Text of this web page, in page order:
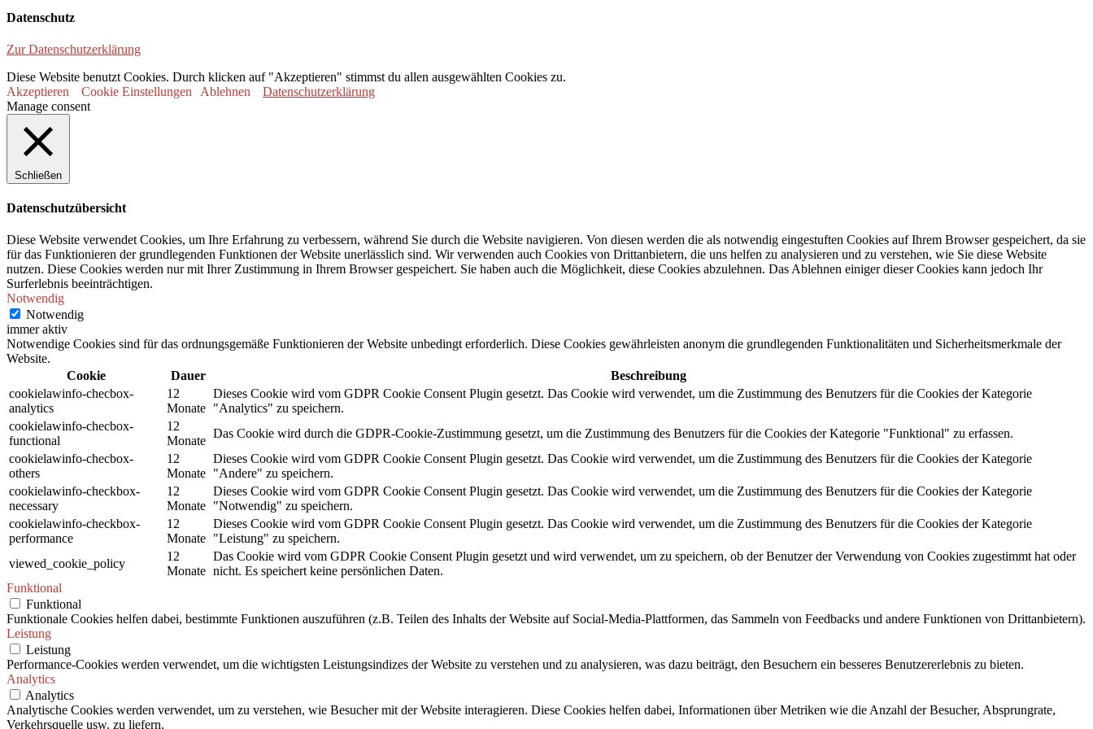
Datenschutz
Zur Datenschutzerklärung
Diese Website benutzt Cookies. Durch klicken auf "Akzeptieren" stimmst du allen ausgewählten Cookies zu.
Akzeptieren
Cookie Einstellungen Ablehnen
Datenschutzerklärung
Manage consent
Schließen
Datenschutzübersicht
Diese Website verwendet Cookies, um Ihre Erfahrung zu verbessern, während Sie durch die Website navigieren. Von diesen werden die als notwendig eingestuften Cookies auf Ihrem Browser gespeichert, da sie
für das Funktionieren der grundlegenden Funktionen der Website unerlässlich sind. Wir verwenden auch Cookies von Drittanbietern, die uns helfen zu analysieren und zu verstehen, wie Sie diese Website
nutzen. Diese Cookies werden nur mit Ihrer Zustimmung in Ihrem Browser gespeichert. Sie haben auch die Möglichkeit, diese Cookies abzulehnen. Das Ablehnen einiger dieser Cookies kann jedoch Ihr
Surferlebnis beeinträchtigen.
Notwendig
Notwendig
immer aktiv
Notwendige Cookies sind für das ordnungsgemäße Funktionieren der Website unbedingt erforderlich. Diese Cookies gewährleisten anonym die grundlegenden Funktionalitäten und Sicherheitsmerkmale der
Website.
Cookie
Dauer
Beschreibung
cookielawinfo-checbox-
analytics
12
Monate
Dieses Cookie wird vom GDPR Cookie Consent Plugin gesetzt. Das Cookie wird verwendet, um die Zustimmung des Benutzers für die Cookies der Kategorie
"Analytics" zu speichern.
cookielawinfo-checbox-
functional
12
Monate
Das Cookie wird durch die GDPR-Cookie-Zustimmung gesetzt, um die Zustimmung des Benutzers für die Cookies der Kategorie "Funktional" zu erfassen.
cookielawinfo-checbox-
others
12
Monate
Dieses Cookie wird vom GDPR Cookie Consent Plugin gesetzt. Das Cookie wird verwendet, um die Zustimmung des Benutzers für die Cookies der Kategorie
"Andere" zu speichern.
cookielawinfo-checkbox-
necessary
12
Monate
Dieses Cookie wird vom GDPR Cookie Consent Plugin gesetzt. Das Cookie wird verwendet, um die Zustimmung des Benutzers für die Cookies der Kategorie
"Notwendig" zu speichern.
cookielawinfo-checkbox-
performance
12
Monate
Dieses Cookie wird vom GDPR Cookie Consent Plugin gesetzt. Das Cookie wird verwendet, um die Zustimmung des Benutzers für die Cookies der Kategorie
"Leistung" zu speichern.
viewed_cookie_policy
12
Monate
Das Cookie wird vom GDPR Cookie Consent Plugin gesetzt und wird verwendet, um zu speichern, ob der Benutzer der Verwendung von Cookies zugestimmt hat oder
nicht. Es speichert keine persönlichen Daten.
Funktional
Funktional
Funktionale Cookies helfen dabei, bestimmte Funktionen auszuführen (z.B. Teilen des Inhalts der Website auf Social-Media-Plattformen, das Sammeln von Feedbacks und andere Funktionen von Drittanbietern).
Leistung
Leistung
Performance-Cookies werden verwendet, um die wichtigsten Leistungsindizes der Website zu verstehen und zu analysieren, was dazu beiträgt, den Besuchern ein besseres Benutzererlebnis zu bieten.
Analytics
Analytics
Analytische Cookies werden verwendet, um zu verstehen, wie Besucher mit der Website interagieren. Diese Cookies helfen dabei, Informationen über Metriken wie die Anzahl der Besucher, Absprungrate,
Verkehrsquelle usw. zu liefern.